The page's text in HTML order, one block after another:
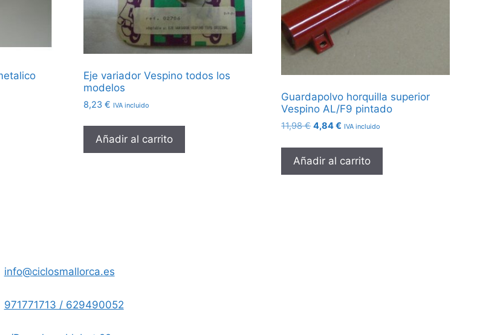
Eje variador Vespino todos los
modelos
8,23€ IVA incluido
Añadir al carrito
Guardapolvo horquilla superior
Vespino AL/F9 pintado
11,98€ El
original
era:
11,98 €.
4,84€ El
actual
es:
4,84 €.
IVA incluido
Añadir al carrito
info@ciclosmallorca.es
971771713 / 629490052